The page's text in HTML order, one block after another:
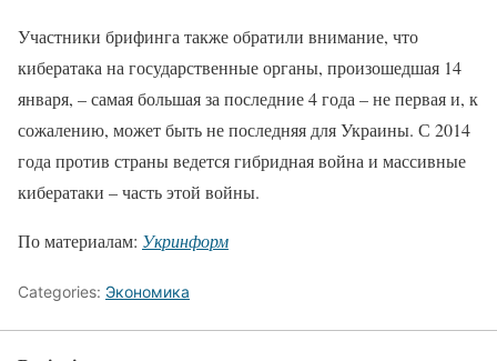
Участники брифинга также обратили внимание, что
кибератака на государственные органы, произошедшая 14
января, – самая большая за последние 4 года – не первая и, к
сожалению, может быть не последняя для Украины. С 2014
года против страны ведется гибридная война и массивные
кибератаки – часть этой войны.
По материалам: Укринформ
Categories: Экономика